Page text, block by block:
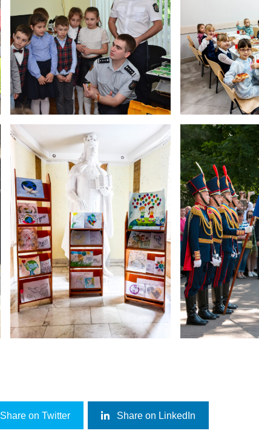
Share on Twitter Share on LinkedIn